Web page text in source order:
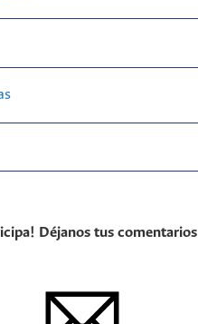
Déjanos tus comentarios